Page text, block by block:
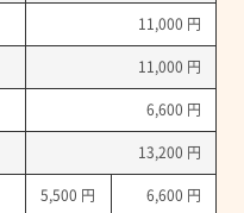
11,000 円
11,000 円
6,600 円
13,200 円
5,500 円
6,600 円